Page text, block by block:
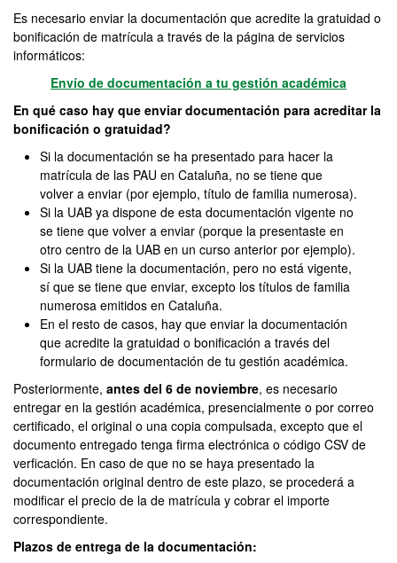
Es necesario enviar la documentación que acredite la gratuidad o
bonificación de matrícula a través de la página de servicios
informáticos:
Envío de documentación a tu gestión académica
En qué caso hay que enviar documentación para acreditar la
bonificación o gratuidad?
Si la documentación se ha presentado para hacer la
matrícula de las PAU en Cataluña, no se tiene que
volver a enviar (por ejemplo, título de familia numerosa).
Si la UAB ya dispone de esta documentación vigente no
se tiene que volver a enviar (porque la presentaste en
otro centro de la UAB en un curso anterior por ejemplo).
Si la UAB tiene la documentación, pero no está vigente,
sí que se tiene que enviar, excepto los títulos de familia
numerosa emitidos en Cataluña.
En el resto de casos, hay que enviar la documentación
que acredite la gratuidad o bonificación a través del
formulario de documentación de tu gestión académica.
Posteriormente, antes del 6 de noviembre, es necesario
entregar en la gestión académica, presencialmente o por correo
certificado, el original o una copia compulsada, excepto que el
documento entregado tenga firma electrónica o código CSV de
verficación. En caso de que no se haya presentado la
documentación original dentro de este plazo, se procederá a
modificar el precio de la de matrícula y cobrar el importe
correspondiente.
Plazos de entrega de la documentación: